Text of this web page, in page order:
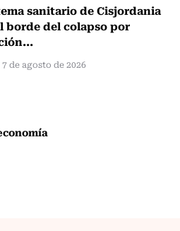
sanitario de Cisjordania
borde del colapso por
de agosto de 2026